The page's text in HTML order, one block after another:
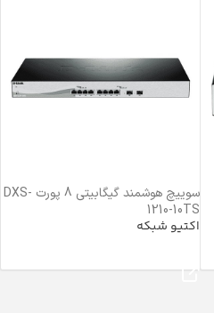
سوییچ هوشمند گیگابیتی 8 پورت DXS-
1210-10TS
اکتیو شبکه